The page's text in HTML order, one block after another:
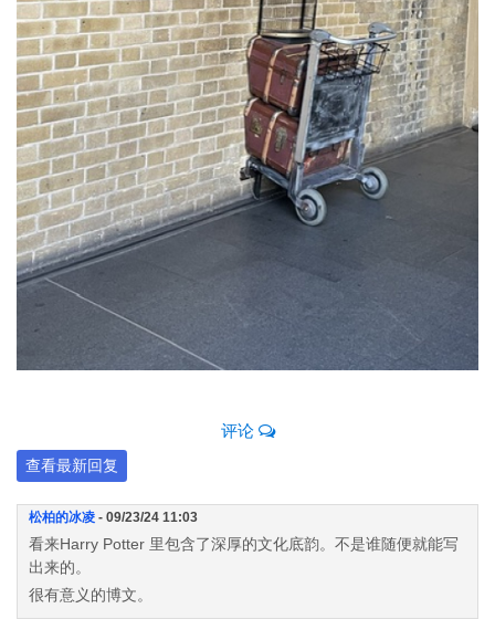
评论
查看最新回复
松柏的冰凌 - 09/23/24 11:03
看来Harry Potter 里包含了深厚的文化底韵。不是谁随便就能写
出来的。
很有意义的博文。